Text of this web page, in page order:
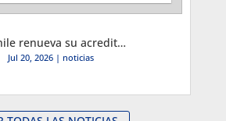
FEN U. de Chile renueva su acreditación internacional AACSB por 6 años: Un logro de excelencia institucional
Jul 20, 2026| noticias